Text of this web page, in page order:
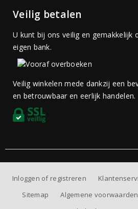
Veilig betalen
U kunt bij ons veilig en gemakkelijk
eigen bank.
Veilig winkelen mede dankzij een
en betrouwbaar en eerlijk handelen.
Inloggen of registreren
Sitemap
Algemene voorwaarden